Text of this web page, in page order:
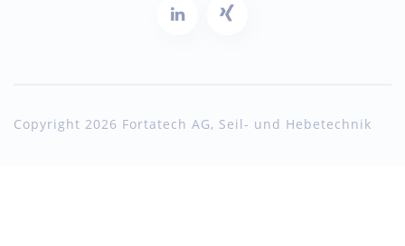
Copyright 2026 Fortatech AG, Seil- und Hebetechnik